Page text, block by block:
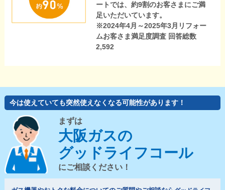
ートでは、約9割のお客さまにご満
足いただいています。
※2024年4月～2025年3月リフォー
ムお客さま満足度調査 回答総数
2,592
今は使えていても突然使えなくなる可能性があります！
まずは
大阪ガスの
グッドライフコール
にご相談ください！